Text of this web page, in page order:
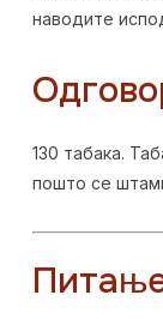
наводите
130 табака.
пошто се